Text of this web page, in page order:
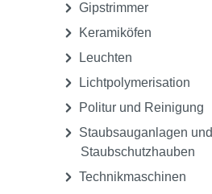
Gipstrimmer
Keramiköfen
Leuchten
Lichtpolymerisation
Politur und Reinigung
Staubsauganlagen und
Staubschutzhauben
Technikmaschinen